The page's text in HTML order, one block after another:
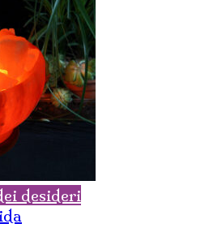
desideri